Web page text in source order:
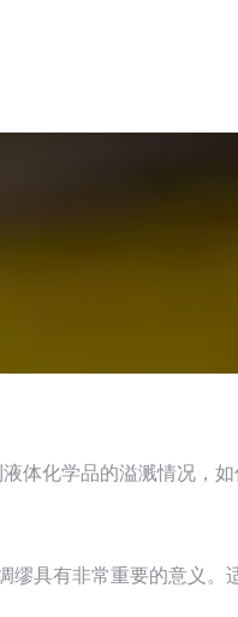
体化学品的溢溅情况，
缪具有非常重要的意义